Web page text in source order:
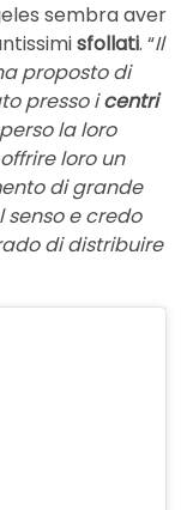
sembra aver
sfollati. “Il
proposto di
presso icentri
la loro
loro un
di grande
senso e credo
di distribuire